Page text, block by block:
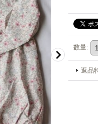
数量:
返品